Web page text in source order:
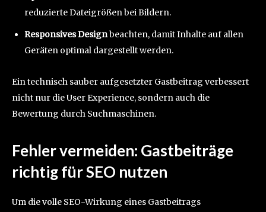
reduzierte Dateigrößen bei Bildern.
Responsives Designbeachten, damit Inhalte auf allen
Geräten optimal dargestellt werden.
Ein technisch sauber aufgesetzter Gastbeitrag verbessert
nicht nur die User Experience, sondern auch die
Bewertung durch Suchmaschinen.
Fehler vermeiden: Gastbeiträge
richtig für SEO nutzen
Um die volle SEO-Wirkung eines Gastbeitrags